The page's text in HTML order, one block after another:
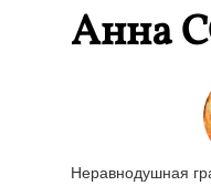
Анна
Неравнодушная